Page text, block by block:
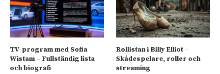
TV-program med Sofia
Wistam – Fullständig lista
och biografi
Rollistan i Billy Elliot –
Skådespelare, roller och
streaming